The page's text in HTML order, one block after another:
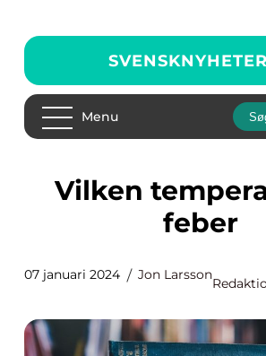
Menu
Vilken temperatur är
feber
07 januari 2024 Jon Larsson